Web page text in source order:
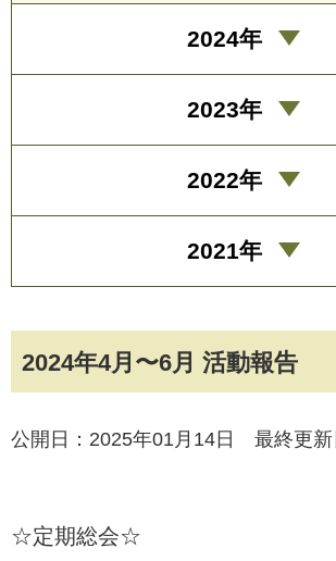
2024年4月〜6月 活動報告
公開日：2025年01月14日 最終更新
☆定期総会☆
2024年
2023年
2022年
2021年